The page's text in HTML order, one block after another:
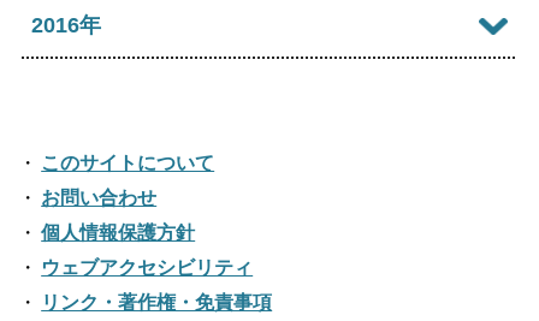
2025年02月
2024年01月
2023年04月
2023年02月
2023年01月
2022年06月
2022年03月
2022年02月
2021年07月
2021年04月
2021年03月
2021年02月
2020年08月
2020年05月
2020年04月
2020年03月
2019年07月
2019年06月
2019年05月
2018年10月
2018年08月
2018年07月
2018年06月
2017年12月
2017年08月
2017年07月
2016年
2016年10月
2016年09月
2016年08月
このサイトについて
お問い合わせ
個人情報保護方針
ウェブアクセシビリティ
リンク・著作権・免責事項